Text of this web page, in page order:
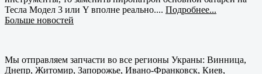
Тесла Модел 3 или Y вполне реально.... Подробнее...
Больше новостей
Мы отправляем запчасти во все регионы Украны: Винница,
Днепр, Житомир, Запорожье, Ивано-Франковск, Киев,